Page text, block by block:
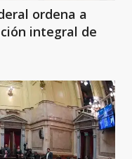
ordena a
integral de